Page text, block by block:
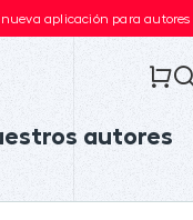
aplicación para autores
autores